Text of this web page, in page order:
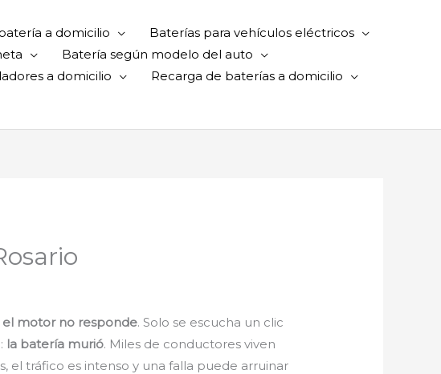
a domicilio
Baterías para vehículos eléctricos
Batería según modelo del auto
a domicilio
Recarga de baterías a domicilio
el motor no responde. Solo se escucha un clic
la batería murió. Miles de conductores viven
el tráfico es intenso y una falla puede arruinar